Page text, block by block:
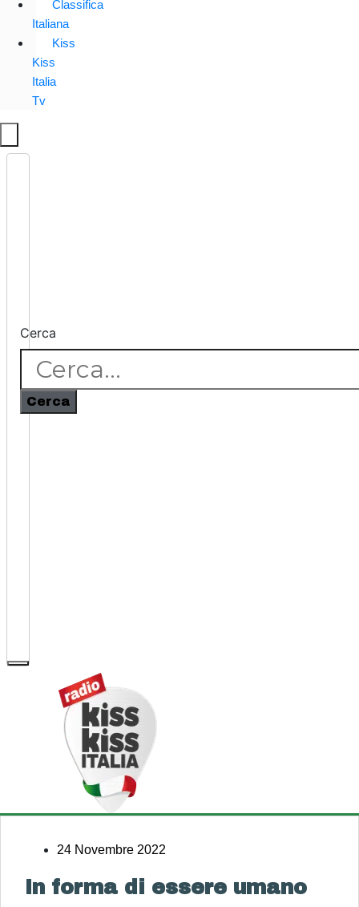
Classifica
Italiana
Kiss
Kiss
Italia
Tv
Cerca
Cerca
24 Novembre 2022
In forma di essere umano